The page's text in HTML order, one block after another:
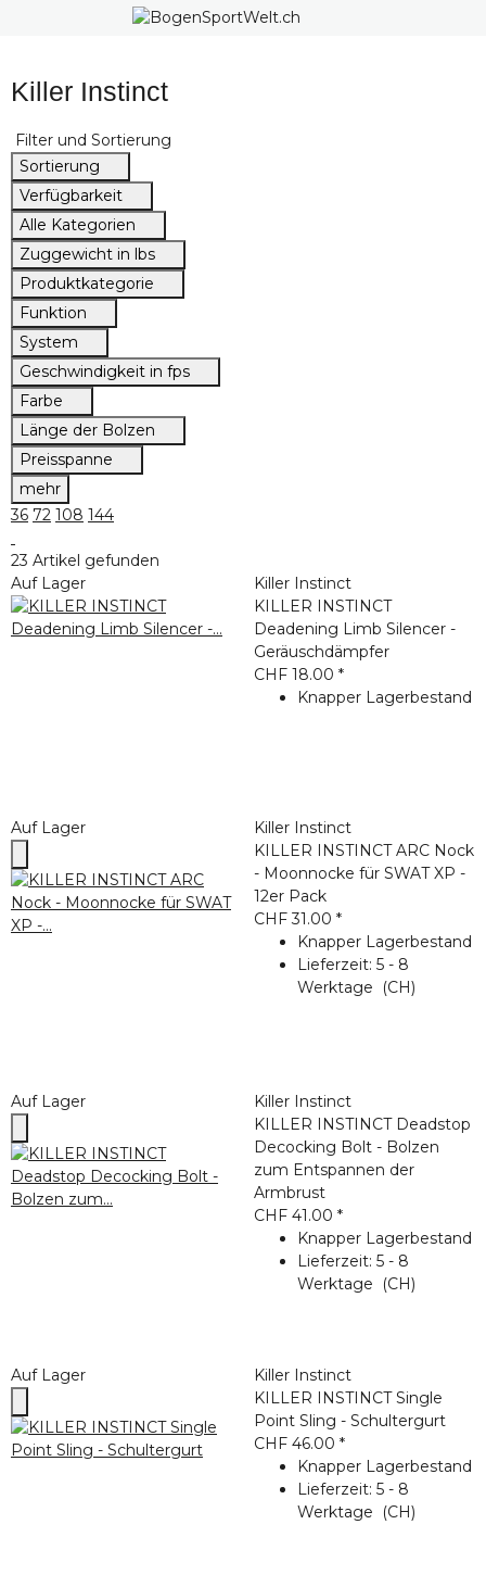
Killer Instinct
Filter und Sortierung
Sortierung
Verfügbarkeit
Alle Kategorien
Zuggewicht in lbs
Produktkategorie
Funktion
System
Geschwindigkeit in fps
Farbe
Länge der Bolzen
Preisspanne
mehr
36 72 108 144
23 Artikel gefunden
Auf Lager
Killer Instinct
KILLER INSTINCT
Deadening Limb Silencer -
Geräuschdämpfer
CHF 18.00 *
Knapper Lagerbestand
Auf Lager
Killer Instinct
KILLER INSTINCT ARC Nock
- Moonnocke für SWAT XP -
12er Pack
CHF 31.00 *
Knapper Lagerbestand
Lieferzeit: 5 - 8
Werktage
(CH)
Auf Lager
Killer Instinct
KILLER INSTINCT Deadstop
Decocking Bolt - Bolzen
zum Entspannen der
Armbrust
CHF 41.00 *
Knapper Lagerbestand
Lieferzeit: 5 - 8
Werktage
(CH)
Auf Lager
Killer Instinct
KILLER INSTINCT Single
Point Sling - Schultergurt
CHF 46.00 *
Knapper Lagerbestand
Lieferzeit: 5 - 8
Werktage
(CH)